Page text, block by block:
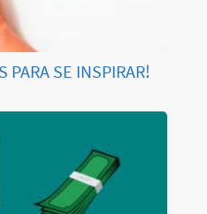
PARA SE INSPIRAR!